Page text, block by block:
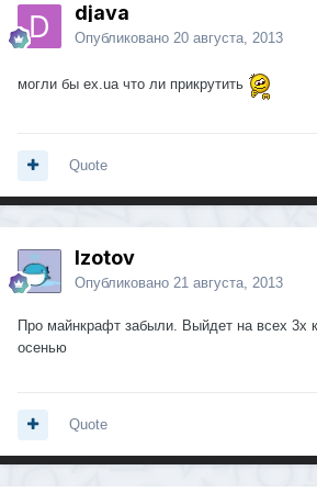
djava
Опубликовано 20 августа, 2013
могли бы ex.ua что ли прикрутить
Quote
Izotov
Опубликовано 21 августа, 2013
Про майнкрафт забыли. Выйдет на всех 3х
осенью
Quote